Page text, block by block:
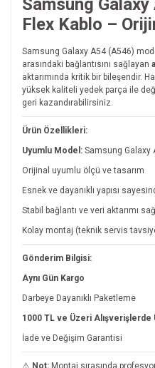
Samsung
Flex Kablo –
Samsung Galaxy A54 (A546)
arasındaki bağlantısını sağlayan
aktarımında kritik bir bileşendir.
yüksek kaliteli yedek parça ile
geri kazandırabilirsiniz.
Ürün Özellikleri:
Uyumlu Model: Samsung Galaxy
Orijinal uyumlu ölçü ve tasarım
Esnek ve dayanıklı yapısı
Stabil bağlantı ve veri aktarımı
Kolay montaj (teknik servis
Gönderim Bilgisi:
Aynı Gün Kargo
Darbeye Dayanıklı Paketleme
1000 TL ve Üzeri Alışverişlerde
İade ve Değişim Garantisi
⚠ Not: Montaj sırasında